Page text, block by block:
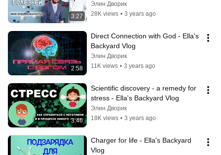
3:27
Элин Дворик
28K views • 3 years ago
2:58
Direct Connection with God - Ella's
Backyard Vlog
Элин Дворик
11K views • 3 years ago
3:46
Scientific discovery - a remedy for
stress - Ella's Backyard Vlog
Элин Дворик
18K views • 3 years ago
Charger for life - Ella's Backyard
Vlog